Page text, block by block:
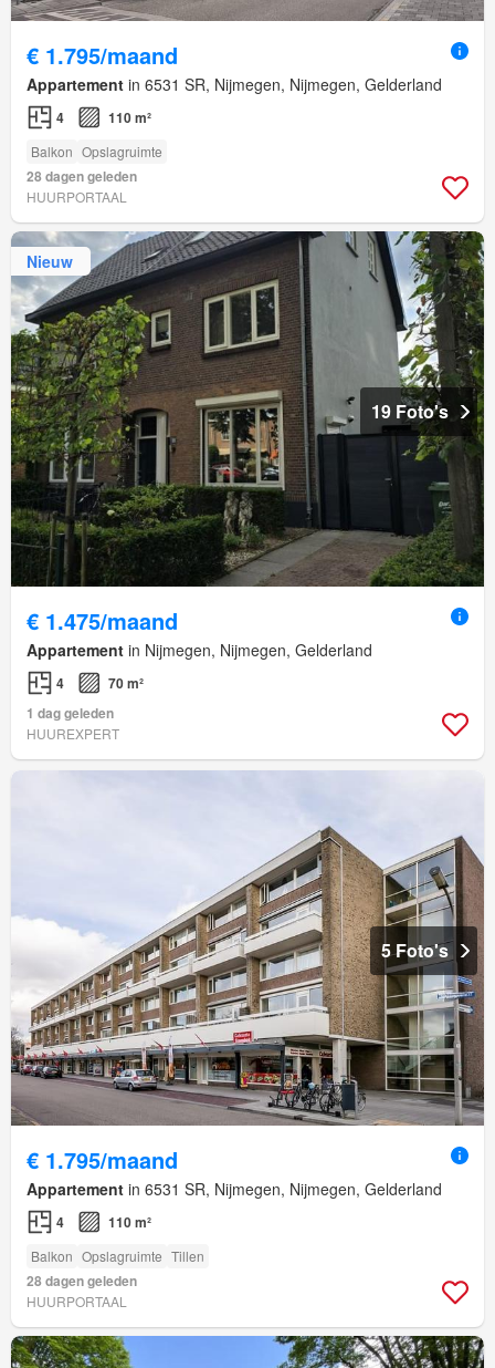
€ 1.795/maand
Appartement in 6531 SR, Nijmegen, Nijmegen, Gelderland
4 110 m²
Balkon Opslagruimte
28 dagen geleden
HUURPORTAAL
Nieuw
19 Foto's
€ 1.475/maand
Appartement in Nijmegen, Nijmegen, Gelderland
4
70 m²
1 dag geleden
HUUREXPERT
5 Foto's
€ 1.795/maand
Appartement in 6531 SR, Nijmegen, Nijmegen, Gelderland
4 110 m²
Balkon Opslagruimte Tillen
28 dagen geleden
HUURPORTAAL